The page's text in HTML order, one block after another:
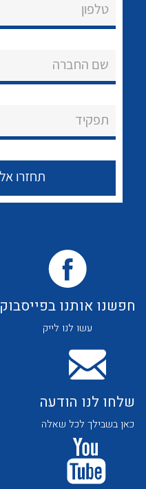
טלפון
שם החברה
תפקיד
חפשנו אותנו בפייסבוק
עשו לנו לייק
שלחו לנו הודעה
כאן בשבילך לכל שאלה